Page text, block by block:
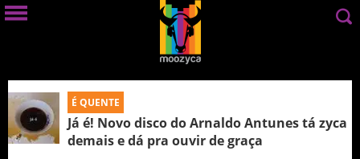
É QUENTE
Já é! Novo disco do Arnaldo Antunes tá zyca
demais e dá pra ouvir de graça